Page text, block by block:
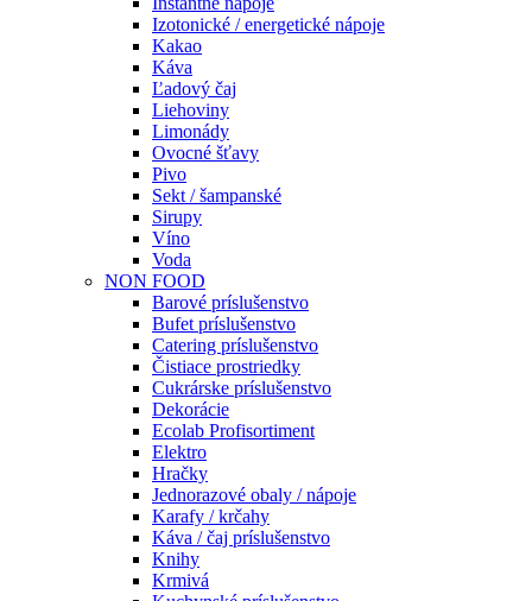
Izotonické / energetické nápoje
Kakao
Káva
Ľadový čaj
Liehoviny
Limonády
Ovocné šťavy
Pivo
Sekt / šampanské
Sirupy
Víno
Voda
NON FOOD
Barové príslušenstvo
Bufet príslušenstvo
Catering príslušenstvo
Čistiace prostriedky
Cukrárske príslušenstvo
Dekorácie
Ecolab Profisortiment
Elektro
Hračky
Jednorazové obaly / nápoje
Karafy / krčahy
Káva / čaj príslušenstvo
Knihy
Krmivá